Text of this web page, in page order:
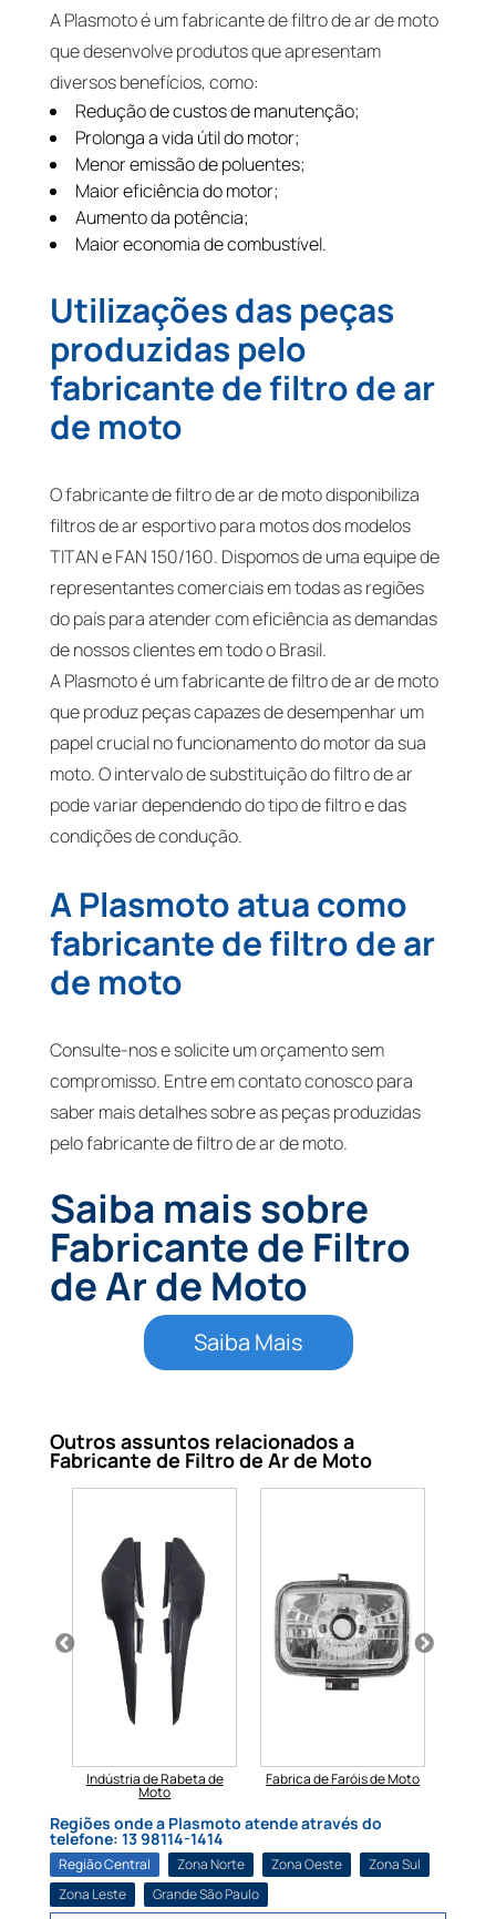
A Plasmoto é um fabricante de filtro de ar de moto
que desenvolve produtos que apresentam
diversos benefícios, como:
Redução de custos de manutenção;
Prolonga a vida útil do motor;
Menor emissão de poluentes;
Maior eficiência do motor;
Aumento da potência;
Maior economia de combustível.
Utilizações das peças
produzidas pelo
fabricante de filtro de ar
de moto
O fabricante de filtro de ar de moto disponibiliza
filtros de ar esportivo para motos dos modelos
TITAN e FAN 150/160. Dispomos de uma equipe de
representantes comerciais em todas as regiões
do país para atender com eficiência as demandas
de nossos clientes em todo o Brasil.
A Plasmoto é um fabricante de filtro de ar de moto
que produz peças capazes de desempenhar um
papel crucial no funcionamento do motor da sua
moto. O intervalo de substituição do filtro de ar
pode variar dependendo do tipo de filtro e das
condições de condução.
A Plasmoto atua como
fabricante de filtro de ar
de moto
Consulte-nos e solicite um orçamento sem
compromisso. Entre em contato conosco para
saber mais detalhes sobre as peças produzidas
pelo fabricante de filtro de ar de moto.
Saiba mais sobre
Fabricante de Filtro
de Ar de Moto
Saiba Mais
Outros assuntos relacionados a
Fabricante de Filtro de Ar de Moto
Indústria de Rabeta de
Moto
Fabrica de Faróis de Moto
Regiões onde a Plasmoto atende através do
telefone: 13 98114-1414
Região Central Zona Norte Zona Oeste
Zona Sul
Zona Leste
Grande São Paulo